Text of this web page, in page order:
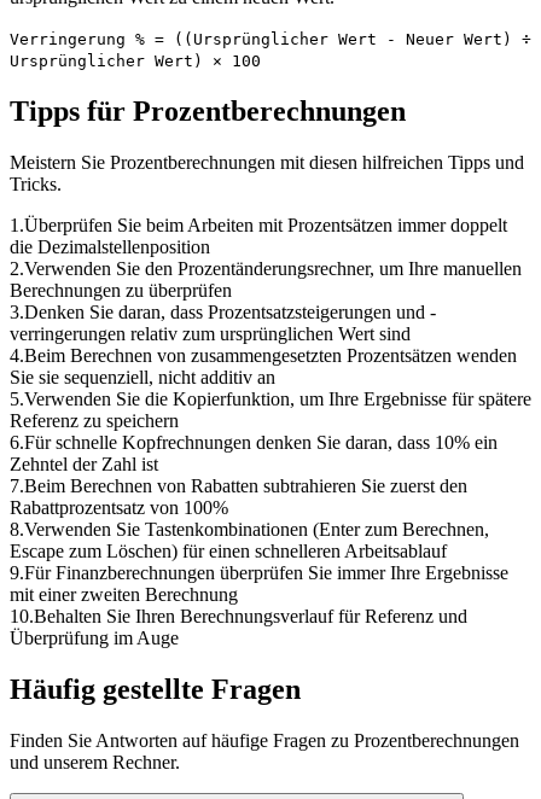
Verringerung % = ((Ursprünglicher Wert - Neuer Wert) ÷
Ursprünglicher Wert) × 100
Tipps für Prozentberechnungen
Meistern Sie Prozentberechnungen mit diesen hilfreichen Tipps und
Tricks.
1 .Überprüfen Sie beim Arbeiten mit Prozentsätzen immer doppelt
die Dezimalstellenposition
2.Verwenden Sie den Prozentänderungsrechner, um Ihre manuellen
Berechnungen zu überprüfen
3.Denken Sie daran, dass Prozentsatzsteigerungen und -
verringerungen relativ zum ursprünglichen Wert sind
4.Beim Berechnen von zusammengesetzten Prozentsätzen wenden
Sie sie sequenziell, nicht additiv an
5.Verwenden Sie die Kopierfunktion, um Ihre Ergebnisse für spätere
Referenz zu speichern
6.Für schnelle Kopfrechnungen denken Sie daran, dass 10% ein
Zehntel der Zahl ist
7.Beim Berechnen von Rabatten subtrahieren Sie zuerst den
Rabattprozentsatz von 100%
8.Verwenden Sie Tastenkombinationen (Enter zum Berechnen,
Escape zum Löschen) für einen schnelleren Arbeitsablauf
9.Für Finanzberechnungen überprüfen Sie immer Ihre Ergebnisse
mit einer zweiten Berechnung
10.Behalten Sie Ihren Berechnungsverlauf für Referenz und
Überprüfung im Auge
Häufig gestellte Fragen
Finden Sie Antworten auf häufige Fragen zu Prozentberechnungen
und unserem Rechner.